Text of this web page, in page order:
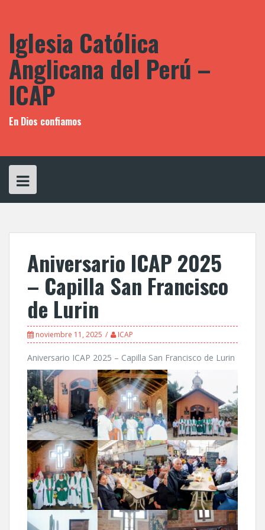
Iglesia Católica
Anglicana del Perú –
ICAP
En Dios confiamos
Aniversario ICAP 2025
– Capilla San Francisco
de Lurin
noviembre 11, 2025 ICAP
Aniversario ICAP 2025 – Capilla San Francisco de Lurin